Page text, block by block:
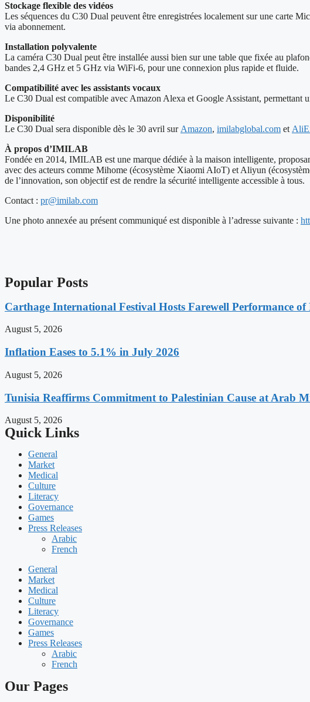
Stockage flexible des vidéos
Les séquences du C30 Dual peuvent être enregistrées localement sur une carte
via abonnement.
Installation polyvalente
La caméra C30 Dual peut être installée aussi bien sur une table que fixée au
bandes 2,4 GHz et 5 GHz via WiFi-6, pour une connexion plus rapide et fluide.
Compatibilité avec les assistants vocaux
Le C30 Dual est compatible avec Amazon Alexa et Google Assistant, permettant
Disponibilité
Le C30 Dual sera disponible dès le 30 avril sur Amazon, imilabglobal.com et
À propos d’IMILAB
Fondée en 2014, IMILAB est une marque dédiée à la maison intelligente,
avec des acteurs comme Mihome (écosystème Xiaomi AIoT) et Aliyun
de l’innovation, son objectif est de rendre la sécurité intelligente accessible à tous.
Contact : pr@imilab.com
Une photo annexée au présent communiqué est disponible à l’adresse suivante :
Popular Posts
Carthage International Festival Hosts Farewell Performance
August 5, 2026
Inflation Eases to 5.1% in July 2026
August 5, 2026
Tunisia Reaffirms Commitment to Palestinian Cause at Arab
August 5, 2026
Quick Links
General
Market
Medical
Culture
Literacy
Governance
Games
Press Releases
Arabic
French
General
Market
Medical
Culture
Literacy
Governance
Games
Press Releases
Arabic
French
Our Pages